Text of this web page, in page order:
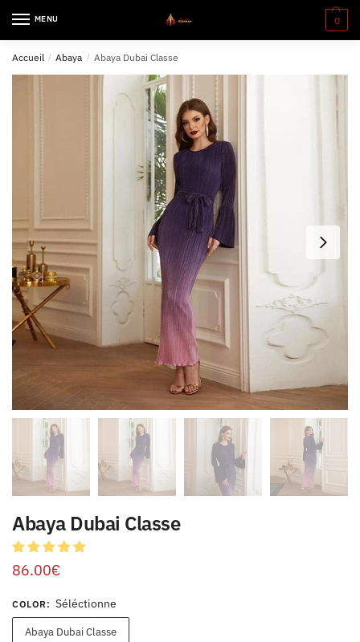
MENU 0
Accueil / Abaya / Abaya Dubai Classe
Abaya Dubai Classe
86.00€
COLOR: Séléctionne
Abaya Dubai Classe